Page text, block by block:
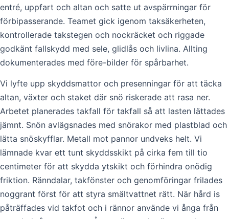
entré, uppfart och altan och satte ut avspärrningar för
förbipasserande. Teamet gick igenom taksäkerheten,
kontrollerade takstegen och nockräcket och riggade
godkänt fallskydd med sele, glidlås och livlina. Allting
dokumenterades med före-bilder för spårbarhet.
Vi lyfte upp skyddsmattor och presenningar för att täcka
altan, växter och staket där snö riskerade att rasa ner.
Arbetet planerades takfall för takfall så att lasten lättades
jämnt. Snön avlägsnades med snörakor med plastblad och
lätta snöskyfflar. Metall mot pannor undveks helt. Vi
lämnade kvar ett tunt skyddsskikt på cirka fem till tio
centimeter för att skydda ytskikt och förhindra onödig
friktion. Ränndalar, takfönster och genomföringar frilades
noggrant först för att styra smältvattnet rätt. När hård is
påträffades vid takfot och i rännor använde vi ånga från